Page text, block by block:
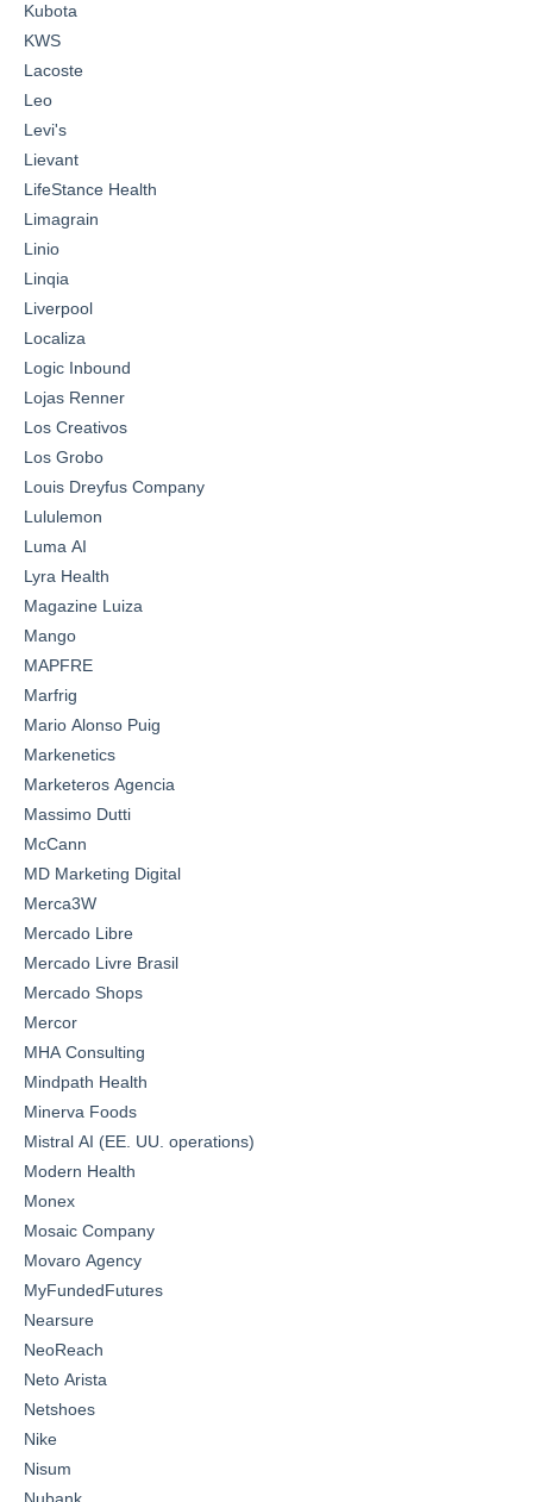
Kubota
KWS
Lacoste
Leo
Levi's
Lievant
LifeStance Health
Limagrain
Linio
Linqia
Liverpool
Localiza
Logic Inbound
Lojas Renner
Los Creativos
Los Grobo
Louis Dreyfus Company
Lululemon
Luma AI
Lyra Health
Magazine Luiza
Mango
MAPFRE
Marfrig
Mario Alonso Puig
Markenetics
Marketeros Agencia
Massimo Dutti
McCann
MD Marketing Digital
Merca3W
Mercado Libre
Mercado Livre Brasil
Mercado Shops
Mercor
MHA Consulting
Mindpath Health
Minerva Foods
Mistral AI (EE. UU. operations)
Modern Health
Monex
Mosaic Company
Movaro Agency
MyFundedFutures
Nearsure
NeoReach
Neto Arista
Netshoes
Nike
Nisum